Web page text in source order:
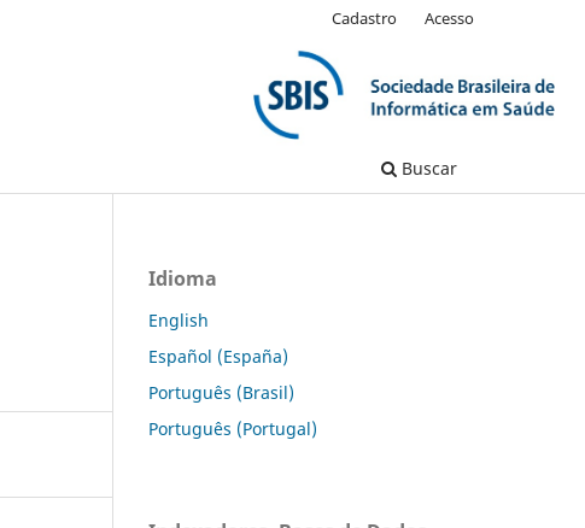
Buscar
Cadastro Acesso
Idioma
English
Español (España)
Português (Brasil)
Português (Portugal)